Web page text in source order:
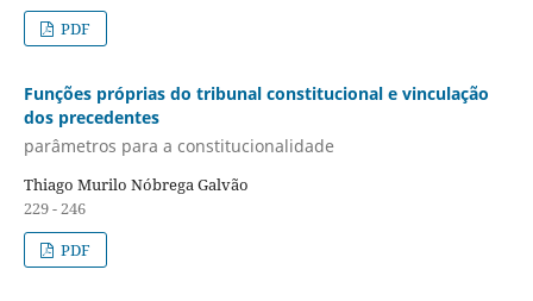
PDF
Funções próprias do tribunal constitucional e vinculação
dos precedentes
parâmetros para a constitucionalidade
Thiago Murilo Nóbrega Galvão
229 - 246
PDF